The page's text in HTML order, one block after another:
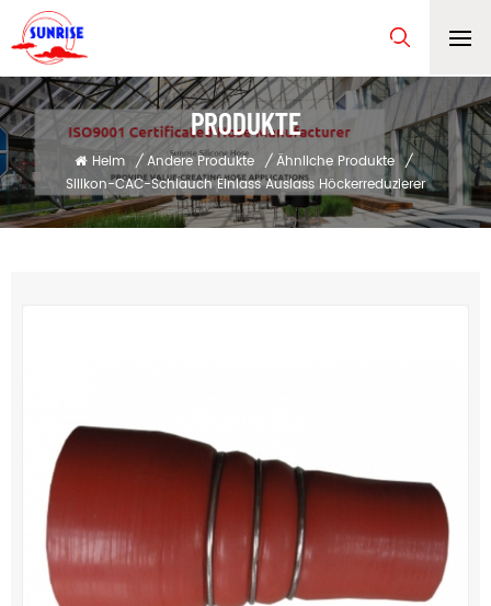
PRODUKTE
Heim / Andere Produkte / Ähnliche Produkte /
Silikon-CAC-Schlauch Einlass Auslass Höckerreduzierer